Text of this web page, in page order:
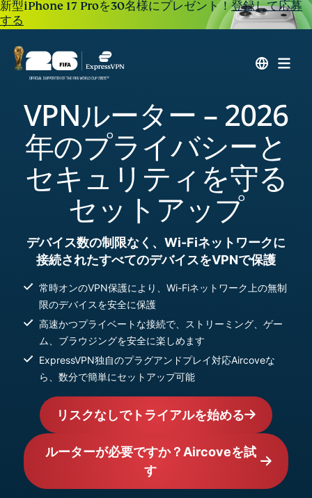
新型iPhone 17 Proを30名様にプレゼント！登録して応募
する
VPNルーター – 2026
年のプライバシーと
セキュリティを守る
セットアップ
デバイス数の制限なく、Wi-Fiネットワークに
接続されたすべてのデバイスをVPNで保護
常時オンのVPN保護により、Wi-Fiネットワーク上の無制
限のデバイスを安全に保護
高速かつプライベートな接続で、ストリーミング、ゲー
ム、ブラウジングを安全に楽しめます
ExpressVPN独自のプラグアンドプレイ対応Aircoveな
ら、数分で簡単にセットアップ可能
リスクなしでトライアルを始める
ルーターが必要ですか？Aircoveを試
す